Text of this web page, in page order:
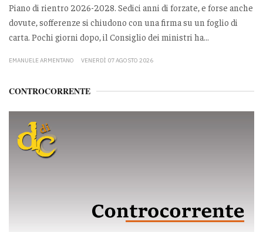
Piano di rientro 2026-2028. Sedici anni di forzate, e forse anche
dovute, sofferenze si chiudono con una firma su un foglio di
carta. Pochi giorni dopo, il Consiglio dei ministri ha...
EMANUELE ARMENTANO VENERDÌ 07 AGOSTO 2026
CONTROCORRENTE